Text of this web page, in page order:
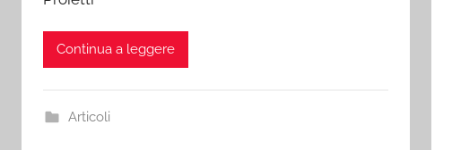
Continua a leggere
Articoli